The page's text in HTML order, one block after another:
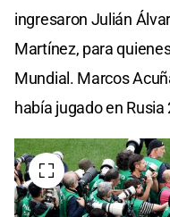
ingresaron Julián
Martínez, para
Mundial. Marcos
había jugado en Rusia